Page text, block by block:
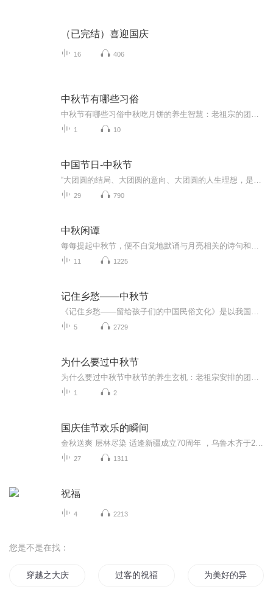
（已完结）喜迎国庆
16 406
中秋节有哪些习俗
1 10
中国节日-中秋节
29 790
中秋闲谭
11 1225
记住乡愁——中秋节
5 2729
为什么要过中秋节
1 2
国庆佳节欢乐的瞬间
27 1311
祝福
4 2213
您是不是在找：
穿越之大庆帝国 过客的祝福 为美好的异界送